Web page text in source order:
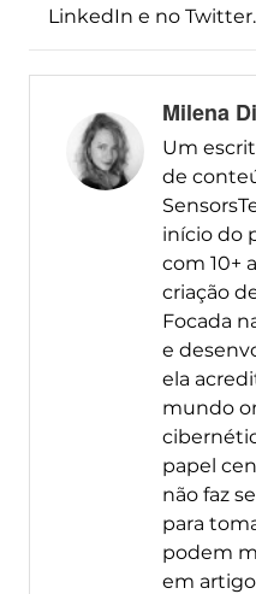
LinkedIn e no Twitter.
Milena
Um
de
início do
com 10+
criação
Focada
e
ela
mundo
papel
não faz
para
podem
em